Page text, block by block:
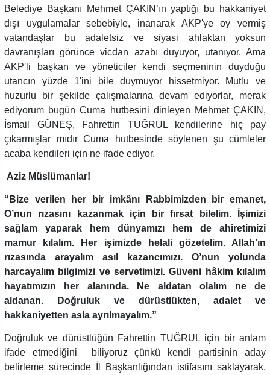
Belediye Başkanı Mehmet ÇAKIN’ın yaptığı bu hakkaniyet
dışı uygulamalar sebebiyle, inanarak AKP'ye oy vermiş
vatandaşlar bu adaletsiz ve siyasi ahlaktan yoksun
davranışları görünce vicdan azabı duyuyor, utanıyor. Ama
AKP'li başkan ve yöneticiler kendi seçmeninin duyduğu
utancın yüzde 1'ini bile duymuyor hissetmiyor. Mutlu ve
huzurlu bir şekilde çalışmalarına devam ediyorlar, merak
ediyorum bugün Cuma hutbesini dinleyen Mehmet ÇAKIN,
İsmail GÜNEŞ, Fahrettin TUĞRUL kendilerine hiç pay
çıkarmışlar mıdır Cuma hutbesinde söylenen şu cümleler
acaba kendileri için ne ifade ediyor.
Aziz Müslümanlar!
“Bize verilen her bir imkânı Rabbimizden bir emanet,
O’nun rızasını kazanmak için bir fırsat bilelim. İşimizi
sağlam yaparak hem dünyamızı hem de ahiretimizi
mamur kılalım. Her işimizde helali gözetelim. Allah’ın
rızasında arayalım asıl kazancımızı. O’nun yolunda
harcayalım bilgimizi ve servetimizi. Güveni hâkim kılalım
hayatımızın her alanında. Ne aldatan olalım ne de
aldanan. Doğruluk ve dürüstlükten, adalet ve
hakkaniyetten asla ayrılmayalım.”
Doğruluk ve dürüstlüğün Fahrettin TUĞRUL için bir anlam
ifade etmediğini biliyoruz çünkü kendi partisinin aday
belirleme sürecinde İl Başkanlığından istifasını saklayarak,